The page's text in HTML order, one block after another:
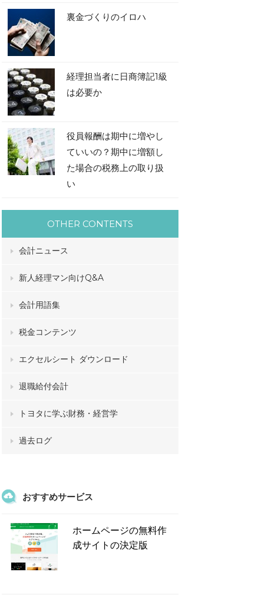
裏金づくりのイロハ
経理担当者に日商簿記1級
は必要か
役員報酬は期中に増やし
ていいの？期中に増額し
た場合の税務上の取り扱
い
OTHER CONTENTS
会計ニュース
新人経理マン向けQ&A
会計用語集
税金コンテンツ
エクセルシート ダウンロード
退職給付会計
トヨタに学ぶ財務・経営学
過去ログ
おすすめサービス
ホームページの無料作
成サイトの決定版